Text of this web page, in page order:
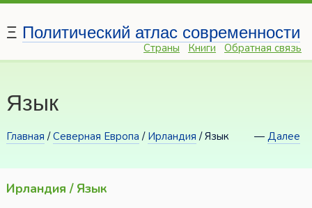
Ξ Политический атлас современности
Страны Книги Обратная связь
Язык
Главная /Северная Европа / Ирландия / Язык —Далее
Ирландия / Язык